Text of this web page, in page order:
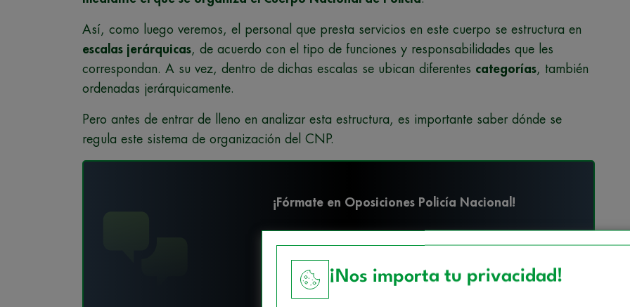
Así, como luego veremos, el personal que presta servicios en este cuerpo se estructura en
escalas jerárquicas, de acuerdo con el tipo de funciones y responsabilidades que les
correspondan. A su vez, dentro de dichas escalas se ubican diferentes categorías, también
ordenadas jerárquicamente.
Pero antes de entrar de lleno en analizar esta estructura, es importante saber dónde se
regula este sistema de organización del CNP.
¡Fórmate en Oposiciones Policía Nacional!
Descarga gratis la guía formativa
¡Nos importa tu privacidad!